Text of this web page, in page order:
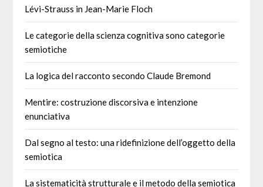
Lévi-Strauss in Jean-Marie Floch
Le categorie della scienza cognitiva sono categorie
semiotiche
La logica del racconto secondo Claude Bremond
Mentire: costruzione discorsiva e intenzione
enunciativa
Dal segno al testo: una ridefinizione dell’oggetto della
semiotica
La sistematicità strutturale e il metodo della semiotica